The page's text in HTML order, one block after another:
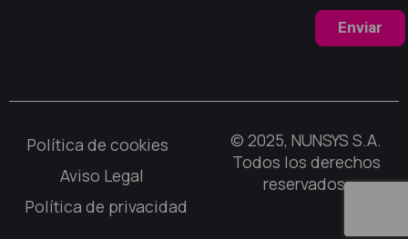
Enviar
© 2025, NUNSYS S.A.
Todos los derechos
reservados.
Política de cookies
Aviso Legal
Política de privacidad